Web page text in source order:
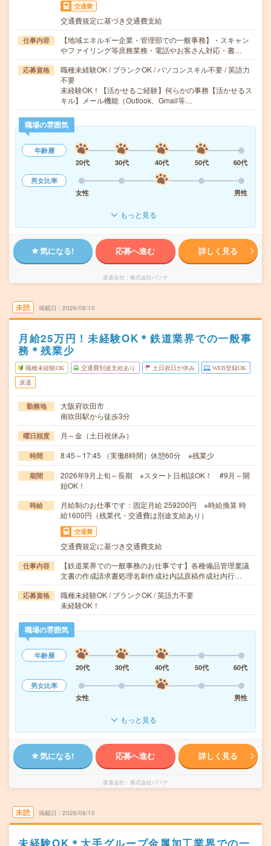
交通費
交通費規定に基づき交通費支給
仕事内容
【地域エネルギー企業・管理部での一般事務】・スキャン
やファイリング等庶務業務・電話やお客さん対応・書…
応募資格
職種未経験OK / ブランクOK / パソコンスキル不要 / 英語力
不要
未経験OK！【活かせるご経験】何らかの事務【活かせるス
キル】メール機能（Outlook、Gmail等…
職場の雰囲気
年齢層
20代
30代 40代 50代
60代
男女比率
女性
男性
もっと見る
気になる! 応募へ進む 詳しく見る
派遣会社 株式会社パソナ
未読 掲載日 2026/08/10
月給25万円！未経験OK＊鉄道業界での一般事
務＊残業少
職種未経験OK 交通費別途支給あり 土日祝日が休み WEB登録OK
派遣
勤務地
大阪府吹田市
南吹田駅から徒歩3分
曜日頻度 月～金（土日祝休み）
時間 8:45～17:45 （実働8時間）休憩60分 ※残業少
期間
2026年9月上旬～長期 ※スタート日相談OK！ #9月～開
始OK！
時給
月給制のお仕事です：固定月給 259200円 ※時給換算 時
給1600円（残業代・交通費は別途支給あり）
交通費
交通費規定に基づき交通費支給
仕事内容
【鉄道業界での一般事務のお仕事です】各種備品管理稟議
文書の作成請求書処理名刺作成社内誌原稿作成社内行…
応募資格
職種未経験OK / ブランクOK / 英語力不要
未経験OK！
職場の雰囲気
年齢層
20代
30代 40代 50代
60代
男女比率
女性
男性
もっと見る
気になる! 応募へ進む 詳しく見る
派遣会社 株式会社パソナ
未読 掲載日 2026/08/10
未経験OK＊大手グループ金属加工業界での一